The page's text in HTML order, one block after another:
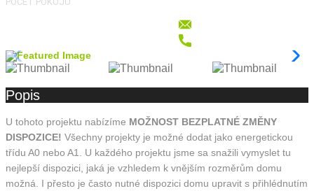
Popis
U tohoto projektu nabízíme MOŽNOST BEZPLATNÉ ZMĚNY
DISPOZICE! Všechny projekty je možné dodat jako energetickou
třídu A0 nebo A1. U každého projektu jsme sa snažili vymyslet tu
nejlepší dispozici, jaká je vzhledem k vnějším rozměrům domu
možná. I přesto je často nutné dispozici domu upravit s přihlédnutím